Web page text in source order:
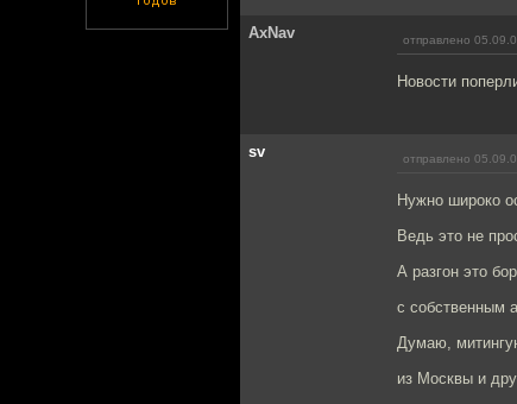
AxNav отправлено
Новости
sv отправлено
Нужно широко
Ведь это не
А разгон это
с собственным
Думаю,
из Москвы и